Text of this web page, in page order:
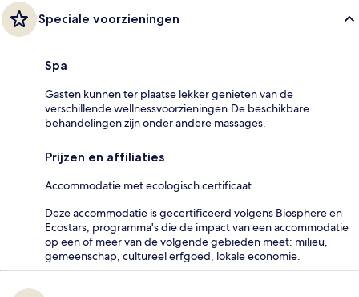
Speciale voorzieningen
Spa
Gasten kunnen ter plaatse lekker genieten van de
verschillende wellnessvoorzieningen.De beschikbare
behandelingen zijn onder andere massages.
Prijzen en affiliaties
Accommodatie met ecologisch certificaat
Deze accommodatie is gecertificeerd volgens Biosphere en
Ecostars, programma's die de impact van een accommodatie
op een of meer van de volgende gebieden meet: milieu,
gemeenschap, cultureel erfgoed, lokale economie.